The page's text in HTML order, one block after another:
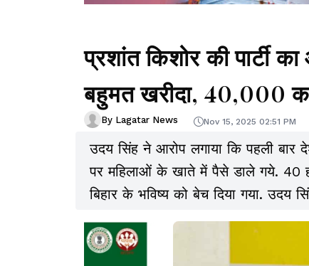
प्रशांत किशोर की पार्टी
बहुमत खरीदा, 40,000
By Lagatar News Nov 15, 2025 02:51 PM
उदय सिंह ने आरोप लगाया कि पहली बार
पर महिलाओं के खाते में पैसे डाले गये. 40
बिहार के भविष्य को बेच दिया गया. उदय
बैंक से किसी प्रोजेक्ट के लिए लोन मिला